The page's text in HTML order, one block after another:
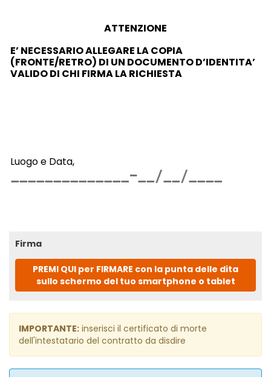
ATTENZIONE
E’ NECESSARIO ALLEGARE LA COPIA
(FRONTE/RETRO) DI UN DOCUMENTO D’IDENTITA’
VALIDODI CHI FIRMA LA RICHIESTA
Luogo e Data,
Firma
PREMI QUI per FIRMARE con la punta delle dita
sullo schermo del tuo smartphone o tablet
IMPORTANTE: inserisci il certificato di morte
dell'intestatario del contratto da disdire